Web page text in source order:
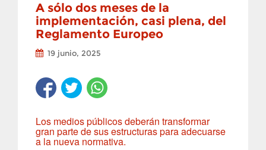
A sólo dos meses de la
implementación, casi plena, del
Reglamento Europeo
19 junio, 2025
Los medios públicos deberán transformar
gran parte de sus estructuras para adecuarse
a la nueva normativa.